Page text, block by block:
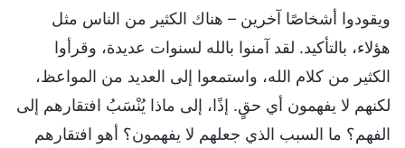
ويقودوا أشخاصًا آخرين – هناك الكثير من الناس مثل
هؤلاء، بالتأكيد. لقد آمنوا بالله لسنوات عديدة، وقرأوا
الكثير من كلام الله، واستمعوا إلى العديد من المواعظ،
لكنهم لا يفهمون أي حقٍ. إذًا، إلى ماذا يُنْسَبُ افتقارهم إلى
الفهم؟ ما السبب الذي جعلهم لا يفهمون؟ أهو افتقارهم